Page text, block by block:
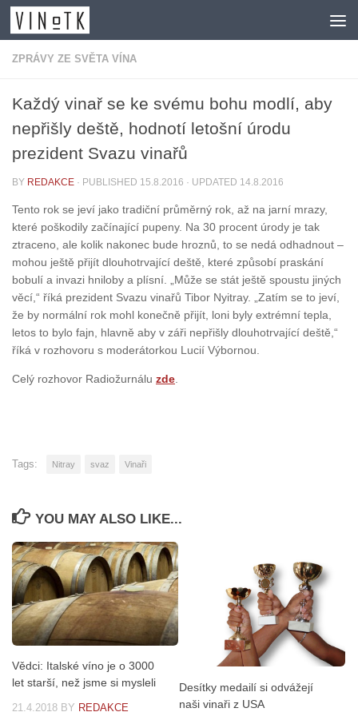
Skip to content
ZPRÁVY ZE SVĚTA VÍNA
Každý vinař se ke svému bohu modlí, aby
nepřišly deště, hodnotí letošní úrodu
prezident Svazu vinařů
BY REDAKCE · PUBLISHED 15.8.2016 · UPDATED 14.8.2016
Tento rok se jeví jako tradiční průměrný rok, až na jarní mrazy,
které poškodily začínající pupeny. Na 30 procent úrody je tak
ztraceno, ale kolik nakonec bude hroznů, to se nedá odhadnout –
mohou ještě přijít dlouhotrvající deště, které způsobí praskání
bobulí a invazi hniloby a plísní. „Může se stát ještě spoustu jiných
věcí,“ říká prezident Svazu vinařů Tibor Nyitray. „Zatím se to jeví,
že by normální rok mohl konečně přijít, loni byly extrémní tepla,
letos to bylo fajn, hlavně aby v záři nepřišly dlouhotrvající deště,“
říká v rozhovoru s moderátorkou Lucií Výbornou.
Celý rozhovor Radiožurnálu zde.
Tags: Nitray svaz Vinaři
YOU MAY ALSO LIKE...
Vědci: Italské víno je o 3000
let starší, než jsme si mysleli
21.4.2018 BY REDAKCE
Desítky medailí si odvážejí
naši vinaři z USA